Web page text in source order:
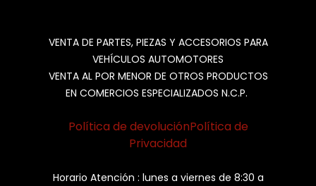
VENTA DE PARTES, PIEZAS Y ACCESORIOS PARA
VEHÍCULOS AUTOMOTORES
VENTA AL POR MENOR DE OTROS PRODUCTOS
EN COMERCIOS ESPECIALIZADOS N.C.P.
Política de devoluciónPolítica de
Privacidad
Horario Atención : lunes a viernes de 8:30 a